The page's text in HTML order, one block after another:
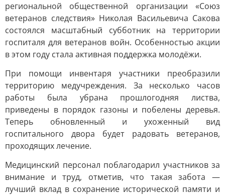
региональной общественной организации «Союз
ветеранов следствия» Николая Васильевича Сакова
состоялся масштабный субботник на территории
госпиталя для ветеранов войн. Особенностью акции
в этом году стала активная поддержка молодёжи.
При помощи инвентаря участники преобразили
территорию медучреждения. За несколько часов
работы была убрана прошлогодняя листва,
приведены в порядок газоны и побелены деревья.
Теперь обновленный и ухоженный вид
госпитального двора будет радовать ветеранов,
проходящих лечение.
Медицинский персонал поблагодарил участников за
внимание и труд, отметив, что такая забота —
лучший вклад в сохранение исторической памяти и